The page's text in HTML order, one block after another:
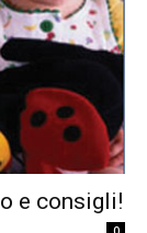
e consigli!